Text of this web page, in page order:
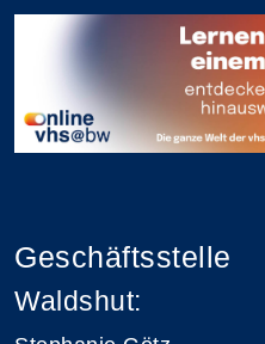
Geschäftsstelle
Waldshut: